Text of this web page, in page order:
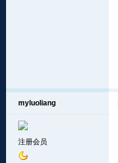
myluoliang
注册会员